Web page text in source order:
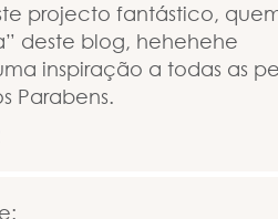
projecto fantástico,
deste blog, hehehehe
inspiração a todas as
Parabens.